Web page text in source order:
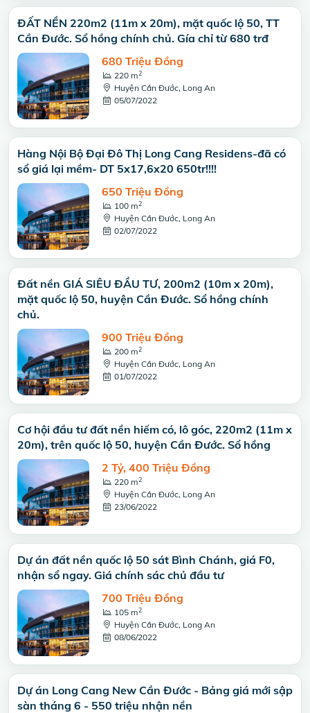
ĐẤT NỀN 220m2 (11m x 20m), mặt quốc lộ 50, TT
Cần Đước. Sổ hồng chính chủ. Gía chỉ từ 680 trđ
680 Triệu Đồng
220 m2
Huyện Cần Đước, Long An
05/07/2022
Hàng Nội Bộ Đại Đô Thị Long Cang Residens-đã có
sổ giá lại mềm- DT 5x17,6x20 650tr!!!!
650 Triệu Đồng
100 m2
Huyện Cần Đước, Long An
02/07/2022
Đất nền GIÁ SIÊU ĐẦU TƯ, 200m2 (10m x 20m),
mặt quốc lộ 50, huyện Cần Đước. Sổ hồng chính
chủ.
900 Triệu Đồng
200 m2
Huyện Cần Đước, Long An
01/07/2022
Cơ hội đầu tư đất nền hiếm có, lô góc, 220m2 (11m x
20m), trên quốc lộ 50, huyện Cần Đước. Sổ hồng
2 Tỷ, 400 Triệu Đồng
220 m2
Huyện Cần Đước, Long An
23/06/2022
Dự án đất nền quốc lộ 50 sát Bình Chánh, giá F0,
nhận sổ ngay. Giá chính sác chủ đầu tư
700 Triệu Đồng
105 m2
Huyện Cần Đước, Long An
08/06/2022
Dự án Long Cang New Cần Đước - Bảng giá mới sập
sàn tháng 6 - 550 triệu nhận nền